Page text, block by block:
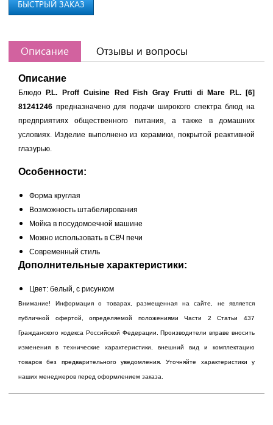
БЫСТРЫЙ ЗАКАЗ
Описание Отзывы и вопросы
Описание
Блюдо
P.L. Proff Cuisine Red Fish Gray Frutti di Mare P.L. [6]
81241246 предназначено для подачи широкого спектра блюд на
предприятиях общественного питания, а также в домашних
условиях. Изделие выполнено из керамики, покрытой реактивной
глазурью.
Особенности:
Форма круглая
Возможность штабелирования
Мойка в посудомоечной машине
Можно использовать в СВЧ печи
Современный стиль
Дополнительные характеристики:
Цвет: белый, с рисунком
Внимание! Информация о товарах, размещенная на сайте, не является
публичной офертой, определяемой положениями Части 2 Статьи 437
Гражданского кодекса Российской Федерации. Производители вправе вносить
изменения в технические характеристики, внешний вид и комплектацию
товаров без предварительного уведомления. Уточняйте характеристики у
наших менеджеров перед оформлением заказа.